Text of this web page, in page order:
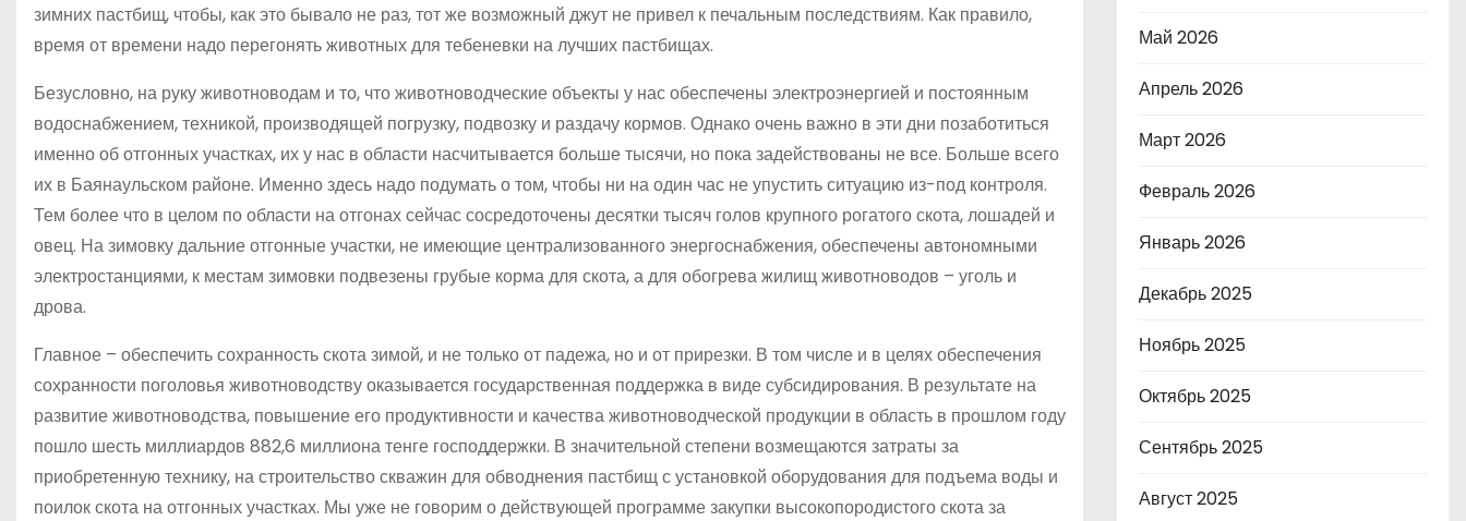
зимних пастбищ, чтобы, как это бывало не раз, тот же возможный джут не привел к печальным последствиям. Как правило,
время от времени надо перегонять животных для тебеневки на лучших пастбищах.
Безусловно, на руку животноводам и то, что животноводческие объекты у нас обеспечены электроэнергией и постоянным
водоснабжением, техникой, производящей погрузку, подвозку и раздачу кормов. Однако очень важно в эти дни позаботиться
именно об отгонных участках, их у нас в области насчитывается больше тысячи, но пока задействованы не все. Больше всего
их в Баянаульском районе. Именно здесь надо подумать о том, чтобы ни на один час не упустить ситуацию из-под контроля.
Тем более что в целом по области на отгонах сейчас сосредоточены десятки тысяч голов крупного рогатого скота, лошадей и
овец. На зимовку дальние отгонные участки, не имеющие централизованного энергоснабжения, обеспечены автономными
электростанциями, к местам зимовки подвезены грубые корма для скота, а для обогрева жилищ животноводов – уголь и
дрова.
Главное – обеспечить сохранность скота зимой, и не только от падежа, но и от прирезки. В том числе и в целях обеспечения
сохранности поголовья животноводству оказывается государственная поддержка в виде субсидирования. В результате на
развитие животноводства, повышение его продуктивности и качества животноводческой продукции в область в прошлом году
пошло шесть миллиардов 882,6 миллиона тенге господдержки. В значительной степени возмещаются затраты за
приобретенную технику, на строительство скважин для обводнения пастбищ с установкой оборудования для подъема воды и
поилок скота на отгонных участках. Мы уже не говорим о действующей программе закупки высокопородистого скота за
Май 2026
Апрель 2026
Март 2026
Февраль 2026
Январь 2026
Декабрь 2025
Ноябрь 2025
Октябрь 2025
Сентябрь 2025
Август 2025